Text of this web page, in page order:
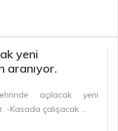
yeni
aranıyor.
açılacak yeni
-Kasada çalışacak ...